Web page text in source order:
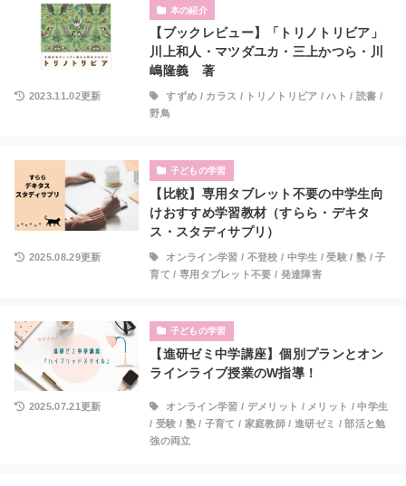
本の紹介
【ブックレビュー】「トリノトリビア」
川上和人・マツダユカ・三上かつら・川
嶋隆義 著
2023.11.02更新 すずめ / カラス / トリノトリビア /ハト /読書 /
野鳥
子どもの学習
【比較】専用タブレット不要の中学生向
けおすすめ学習教材（すらら・デキタ
ス・スタディサプリ）
2025.08.29更新 オンライン学習 / 不登校 / 中学生 /受験 /塾 /子
育て / 専用タブレット不要 / 発達障害
子どもの学習
【進研ゼミ中学講座】個別プランとオン
ラインライブ授業のW指導！
2025.07.21更新 オンライン学習 / デメリット / メリット /中学生
/ 受験 / 塾/ 子育て / 家庭教師 / 進研ゼミ /部活と勉
強の両立